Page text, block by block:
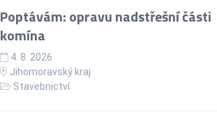
Poptávám: opravu nadstřešní části
komína
4. 8. 2026
Jihomoravský kraj
Stavebnictví